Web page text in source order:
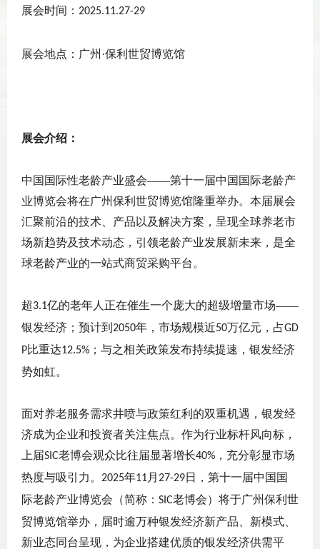
展会时间： 2025.11.27-29
展会地点：广州 ·保利世贸博览馆
展会介绍：
中国国际性老龄产业盛会——第十一届中国国际老龄产
业博览会将在广州保利世贸博览馆隆重举办。本届展会
汇聚前沿的技术、产品以及解决方案，呈现全球养老市
场新趋势及技术动态，引领老龄产业发展新未来，是全
球老龄产业的一站式商贸采购平台。
超3.1亿的老年人正在催生一个庞大的超级增量市场——
银发经济；预计到 2050年，市场规模近50万亿元，占GD
P比重达12.5% ；与之相关政策发布持续提速，银发经济
势如虹。
面对养老服务需求井喷与政策红利的双重机遇，银发经
济成为企业和投资者关注焦点。作为行业标杆风向标，
上届SIC老博会观众比往届显著增长40% ，充分彰显市场
热度与吸引力。 2025年11月 27-29日，第十一届中国国
际老龄产业博览会（简称： SIC老博会）将于广州保利世
贸博览馆举办，届时逾万种银发经济新产品、新模式、
新业态同台呈现，为企业搭建优质的银发经济供需平